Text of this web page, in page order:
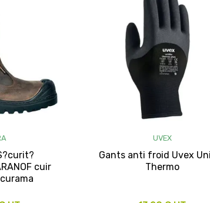
cuir
UVEX
Gants anti froid Uvex
Thermo